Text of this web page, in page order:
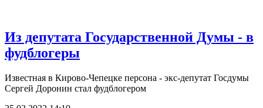
Из депутата Государственной Думы - в
фудблогеры
Известная в Кирово-Чепецке персона - экс-депутат Госдумы
Сергей Доронин стал фудблогером